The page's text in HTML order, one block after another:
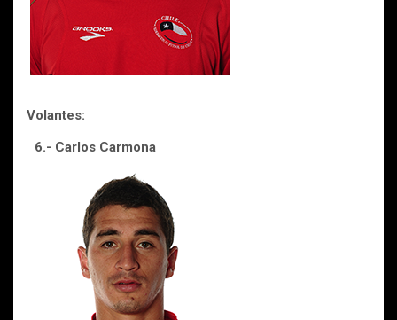
Volantes:
6.- Carlos Carmona